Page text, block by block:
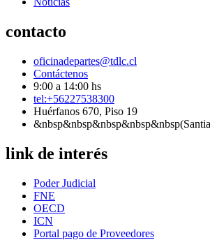
contacto
oficinadepartes@tdlc.cl
Contáctenos
9:00 a 14:00 hs
tel:+56227538300
Huérfanos 670, Piso 19
link de interés
Poder Judicial
FNE
OECD
ICN
Portal pago de Proveedores